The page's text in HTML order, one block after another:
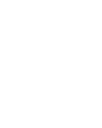
況については、
したが、計画通り
。